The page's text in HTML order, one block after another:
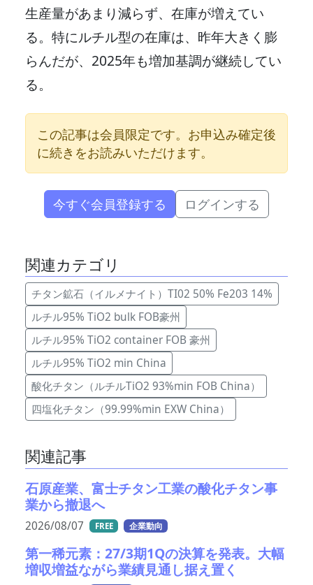
生産量があまり減らず、在庫が増えてい
る。特にルチル型の在庫は、昨年大きく膨
らんだが、2025年も増加基調が継続してい
る。
この記事は会員限定です。お申込み確定後
に続きをお読みいただけます。
今すぐ会員登録する ログインする
関連カテゴリ
チタン鉱石（イルメナイト）TI02 50% Fe203 14%
ルチル95% TiO2 bulk FOB豪州
ルチル95% TiO2 container FOB 豪州
ルチル95% TiO2 min China
酸化チタン（ルチルTiO2 93%min FOB China）
四塩化チタン（99.99%min EXW China）
関連記事
石原産業、富士チタン工業の酸化チタン事
業から撤退へ
2026/08/07 FREE 企業動向
第一稀元素：27/3期1Qの決算を発表。大幅
増収増益ながら業績見通し据え置く